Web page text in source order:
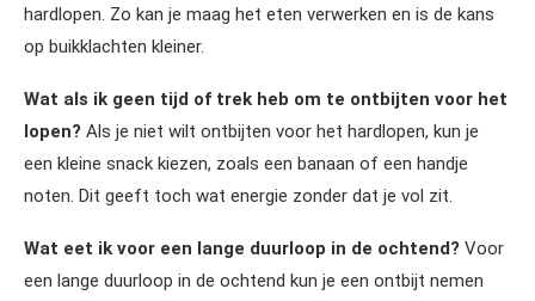
hardlopen. Zo kan je maag het eten verwerken en is de kans
op buikklachten kleiner.
Wat als ik geen tijd of trek heb om te ontbijten voor het
lopen? Als je niet wilt ontbijten voor het hardlopen, kun je
een kleine snack kiezen, zoals een banaan of een handje
noten. Dit geeft toch wat energie zonder dat je vol zit.
Wat eet ik voor een lange duurloop in de ochtend? Voor
een lange duurloop in de ochtend kun je een ontbijt nemen